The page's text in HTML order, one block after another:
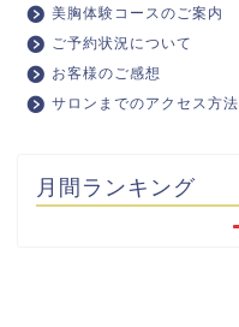
美胸体験コースのご案内
ご予約状況について
お客様のご感想
サロンまでのアクセス方法
月間ランキング